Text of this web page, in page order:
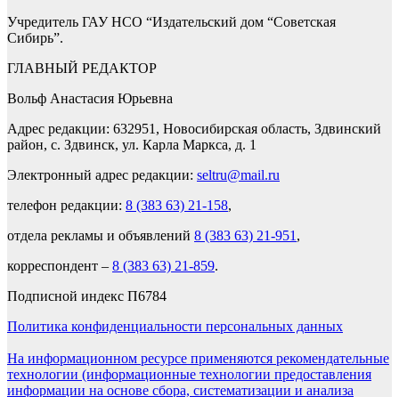
Учредитель ГАУ НСО “Издательский дом “Советская
Сибирь”.
ГЛАВНЫЙ РЕДАКТОР
Вольф Анастасия Юрьевна
Адрес редакции: 632951, Новосибирская область, Здвинский
район, с. Здвинск, ул. Карла Маркса, д. 1
Электронный адрес редакции: seltru@mail.ru
телефон редакции: 8 (383 63) 21-158,
отдела рекламы и объявлений 8 (383 63) 21-951 ,
корреспондент – 8 (383 63) 21-859.
Подписной индекс П6784
Политика конфиденциальности персональных данных
На информационном ресурсе применяются рекомендательные
технологии (информационные технологии предоставления
информации на основе сбора, систематизации и анализа